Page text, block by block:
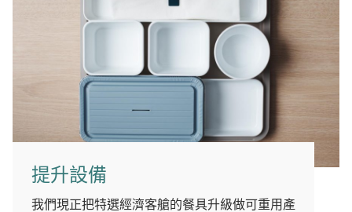
提升設備
我們現正把特選經濟客艙的餐具升級做可重用產